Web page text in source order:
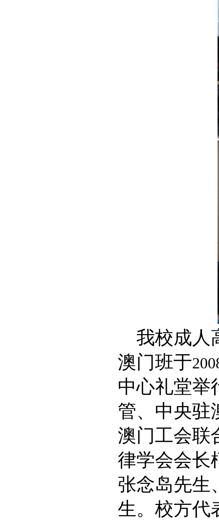
我校成人
澳门班于
中心礼堂举
管、中央驻
澳门工会联
律学会会长
张念岛先生
生。校方代